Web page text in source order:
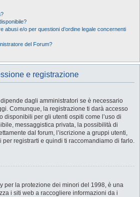
abusi e/o per questioni d’ordine legale concernenti
del Forum?
e registrazione
dagli amministratori se è necessario
Comunque, la registrazione ti darà accesso
disponibili per gli utenti ospiti come l’uso di
messaggistica privata, la possibilità di
dal forum, l’iscrizione a gruppi utenti,
per registrarti e quindi ti raccomandiamo di farlo.
per la protezione dei minori del 1998, è una
i siti web a raccogliere informazioni da i